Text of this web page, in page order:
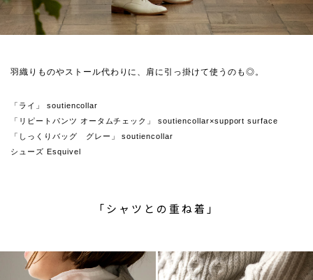
羽織りものやストール代わりに、肩に引っ掛けて使うのも◎。
「ライ」 soutiencollar
「リピートパンツ オータムチェック」 soutiencollar×support surface
「しっくりバッグ グレー」 soutiencollar
シューズ Esquivel
「シャツとの重ね着」